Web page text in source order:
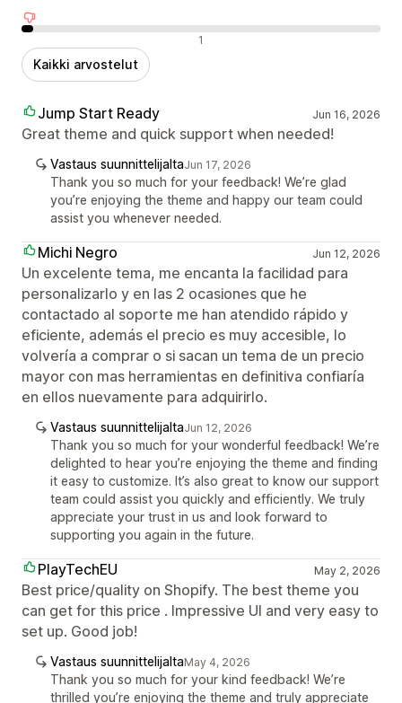
Negatiiviset arvostelut 1
Kaikki arvostelut
Jump Start Ready Jun 16, 2026
Great theme and quick support when needed!
Vastaus suunnittelijaltaJun 17, 2026
Thank you so much for your feedback! We’re glad
you’re enjoying the theme and happy our team could
assist you whenever needed.
Michi Negro Jun 12, 2026
Un excelente tema, me encanta la facilidad para
personalizarlo y en las 2 ocasiones que he
contactado al soporte me han atendido rápido y
eficiente, además el precio es muy accesible, lo
volvería a comprar o si sacan un tema de un precio
mayor con mas herramientas en definitiva confiaría
en ellos nuevamente para adquirirlo.
Vastaus suunnittelijaltaJun 12, 2026
Thank you so much for your wonderful feedback! We’re
delighted to hear you’re enjoying the theme and finding
it easy to customize. It’s also great to know our support
team could assist you quickly and efficiently. We truly
appreciate your trust in us and look forward to
supporting you again in the future.
PlayTechEU May 2, 2026
Best price/quality on Shopify. The best theme you
can get for this price . Impressive UI and very easy to
set up. Good job!
Vastaus suunnittelijaltaMay 4, 2026
Thank you so much for your kind feedback! We’re
thrilled you’re enjoying the theme and truly appreciate